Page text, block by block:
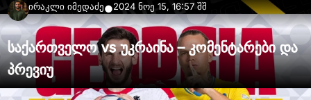
Ირაკლი Იმედაძე●2024 ნოე 15, 16:57 შშ
საქართველო vs უკრაინა – კომენტარები და
პრევიუ